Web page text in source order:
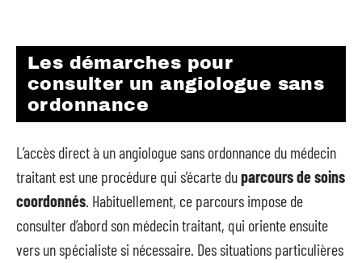
Les démarches pour
consulter un angiologue sans
ordonnance
L’accès direct à un angiologue sans ordonnance du médecin
traitant est une procédure qui s’écarte duparcours de soins
coordonnés. Habituellement, ce parcours impose de
consulter d’abord son médecin traitant, qui oriente ensuite
vers un spécialiste si nécessaire. Des situations particulières